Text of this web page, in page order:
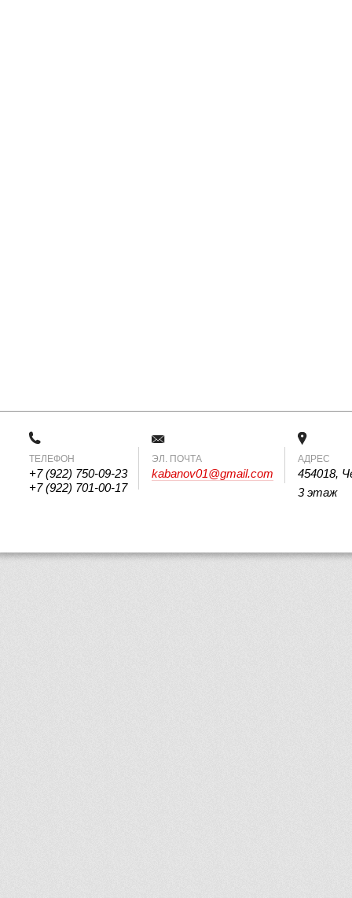
ТЕЛЕФОН
+7 (922) 750-09-23
+7 (922) 701-00-17
ЭЛ. ПОЧТА
kabanov01@gmail.com
АДРЕС
454018,
3 этаж